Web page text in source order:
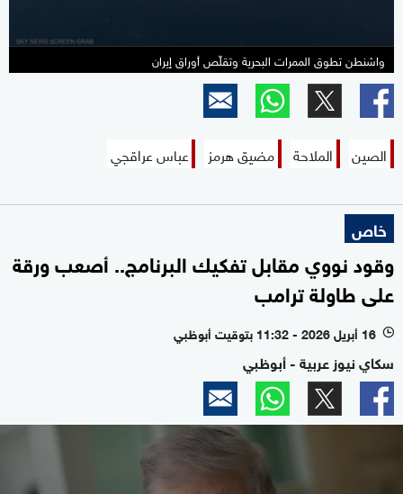
واشنطن تطوق الممرات البحرية وتقلّص أوراق إيران
الصين الملاحة مضيق هرمز عباس عراقجي
خاص
وقود نووي مقابل تفكيك البرنامج.. أصعب ورقة
على طاولة ترامب
l 16 أبريل 2026 - 11:32 بتوقيت أبوظبي
سكاي نيوز عربية - أبوظبي